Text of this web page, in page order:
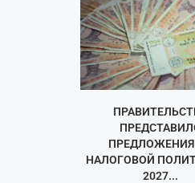
НАЛОГОВОЙ
2027...